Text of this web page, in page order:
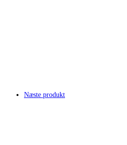
Næste produkt